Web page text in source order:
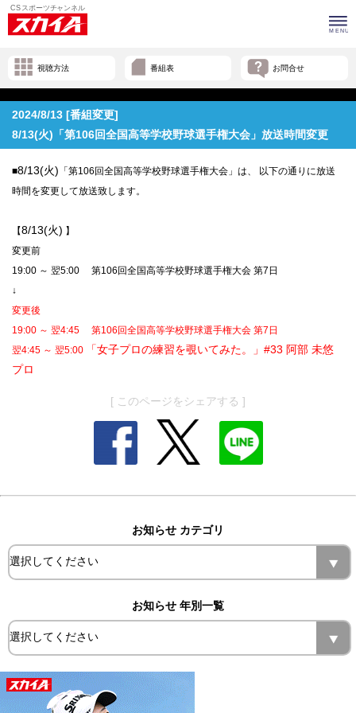
視聴方法 番組表 お問合せ
2024/8/13 [番組変更]
8/13(火)「第106回全国高等学校野球選手権大会」放送時間変更
■8/13(火) 「第106回全国高等学校野球選手権大会」は、 以下の通りに放送
時間を変更して放送致します。
【8/13(火) 】
変更前
19:00 ～ 翌5:00 第106回全国高等学校野球選手権大会 第7日
↓
変更後
19:00 ～ 翌4:45 第106回全国高等学校野球選手権大会 第7日
翌4:45 ～ 翌5:00
「女子プロの練習を覗いてみた。」#33 阿部 未悠
プロ
[ このページをシェアする ]
お知らせ カテゴリ
お知らせ 年別一覧